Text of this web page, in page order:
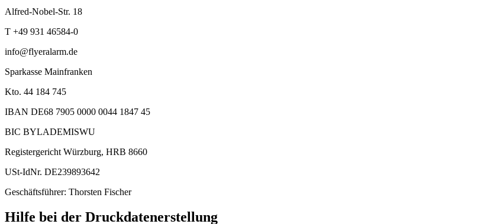
Alfred-Nobel-Str. 18
T +49 931 46584-0
info@flyeralarm.de
Sparkasse Mainfranken
Kto. 44 184 745
IBAN DE68 7905 0000 0044 1847 45
BIC BYLADEMISWU
Registergericht Würzburg, HRB 8660
USt-IdNr. DE239893642
Geschäftsführer: Thorsten Fischer
Hilfe bei der Druckdatenerstellung